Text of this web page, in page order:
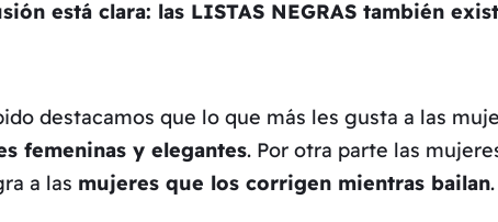
está clara: las LISTAS NEGRAS también
destacamos que lo que más les gusta a las
femeninas y elegantes. Por otra parte las
a las mujeres que los corrigen mientras bailan.